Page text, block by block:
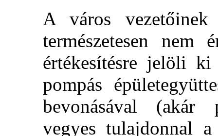
A város vezetőinek
természetesen nem
értékesítésre jelöli
pompás
bevonásával (akár
vegyes tulajdonnal